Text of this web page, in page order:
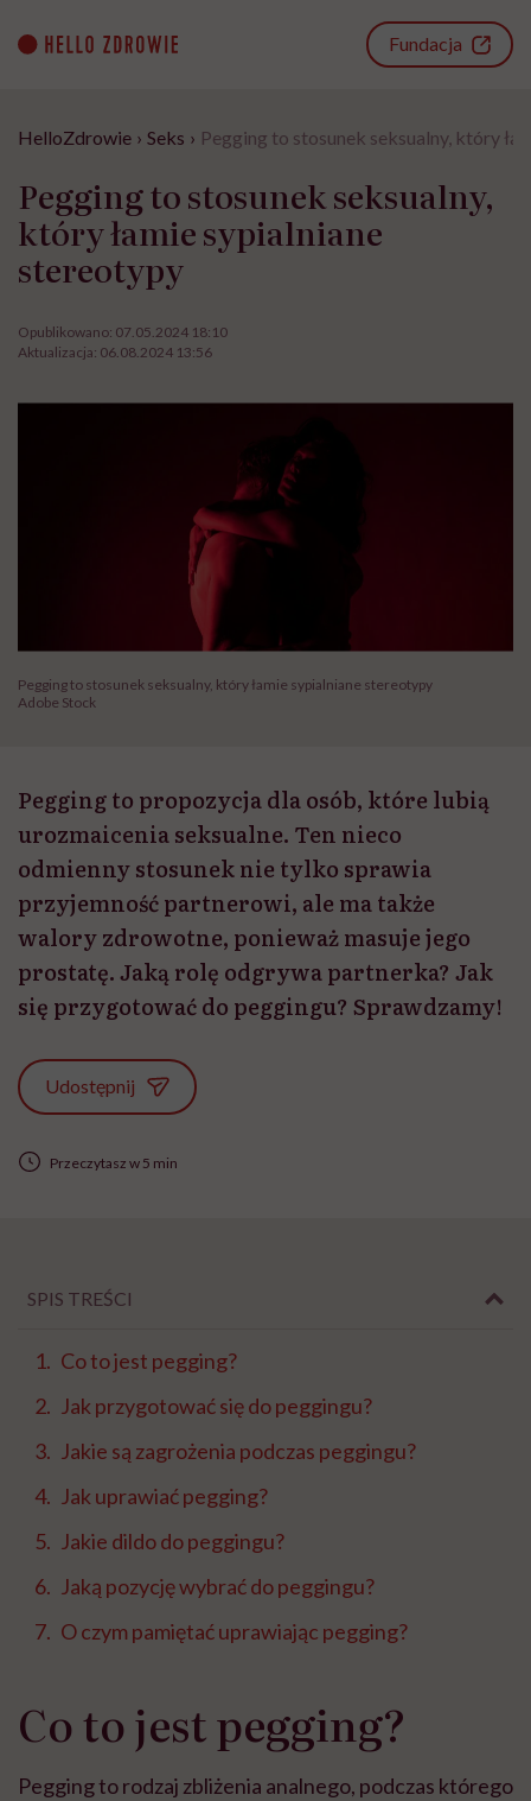
content
Fundacja
HelloZdrowie › Seks › Pegging to stosunek seksualny, który
Pegging to stosunek seksualny,
który łamie sypialniane
stereotypy
Opublikowano: 07.05.2024 18:10
Aktualizacja: 06.08.2024 13:56
Pegging to stosunek seksualny, który łamie sypialniane stereotypy
Adobe Stock
Pegging to propozycja dla osób, które lubią
urozmaicenia seksualne. Ten nieco
odmienny stosunek nie tylko sprawia
przyjemność partnerowi, ale ma także
walory zdrowotne, ponieważ masuje jego
prostatę. Jaką rolę odgrywa partnerka? Jak
się przygotować do peggingu? Sprawdzamy!
Udostępnij
Przeczytasz w 5 min
SPIS TREŚCI
Co to jest pegging?
Jak przygotować się do peggingu?
Jakie są zagrożenia podczas peggingu?
Jak uprawiać pegging?
Jakie dildo do peggingu?
Jaką pozycję wybrać do peggingu?
O czym pamiętać uprawiając pegging?
Co to jest pegging?
Pegging to rodzaj zbliżenia analnego, podczas którego